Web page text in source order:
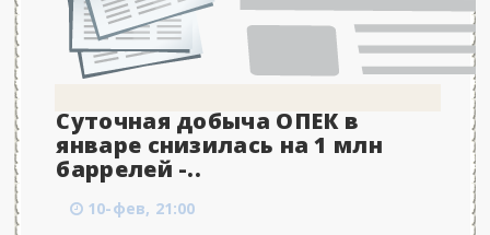
Суточная добыча ОПЕК в
январе снизилась на 1 млн
баррелей -..
10-фев, 21:00